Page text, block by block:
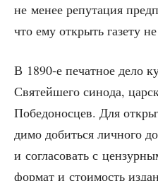
не менее репу­та­ция
что ему открыть газе­ту
В 1890‑е печат­ное дело
Свя­тей­ше­го сино­да,
Побе­до­нос­цев. Для
ди­мо добить­ся лич­но­го
и согла­со­вать с
фор­мат и сто­и­мость